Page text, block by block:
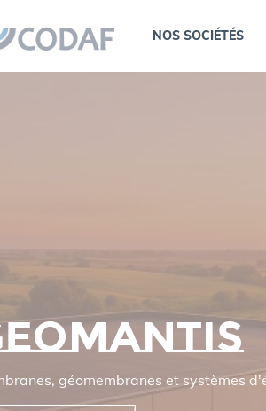
NOS SOCIÉTÉS
géomembranes et systèmes
cookies